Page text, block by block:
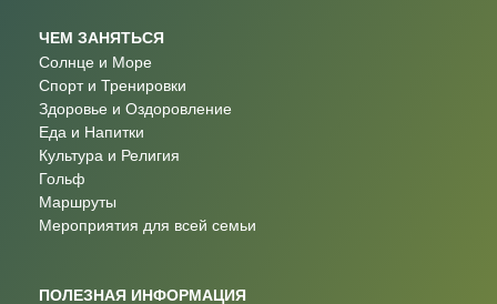
ЧЕМ ЗАНЯТЬСЯ
Солнце и Море
Спорт и Тренировки
Здоровье и Оздоровление
Еда и Напитки
Культура и Религия
Гольф
Маршруты
Мероприятия для всей семьи
ПОЛЕЗНАЯ ИНФОРМАЦИЯ